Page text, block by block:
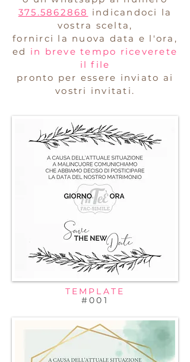
375.5862868 indicandoci la
vostra scelta,
fornirci la nuova data e l'ora,
ed in breve tempo riceverete
il file
pronto per essere inviato ai
vostri invitati.
TEMPLATE
#001